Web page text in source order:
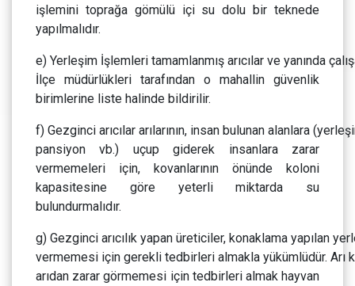
işlemini toprağa gömülü içi su dolu bir teknede
yapılmalıdır.
e) Yerleşim İşlemleri tamamlanmış arıcılar ve yanında
İlçe müdürlükleri tarafından o mahallin güvenlik
birimlerine liste halinde bildirilir.
f) Gezginci arıcılar arılarının, insan bulunan alanlara
pansiyon vb.) uçup giderek insanlara zarar
vermemeleri için, kovanlarının önünde koloni
kapasitesine göre yeterli miktarda su
bulundurmalıdır.
g) Gezginci arıcılık yapan üreticiler, konaklama yapılan
vermemesi için gerekli tedbirleri almakla yükümlüdür. Arı
arıdan zarar görmemesi için tedbirleri almak hayvan